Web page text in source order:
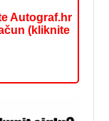
Autograf.hr
(kliknite